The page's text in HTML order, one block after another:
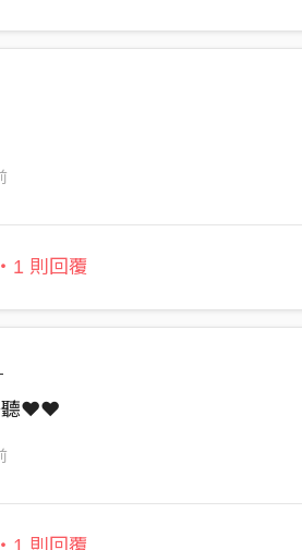
・1 則回覆
聽❤❤
・1 則回覆